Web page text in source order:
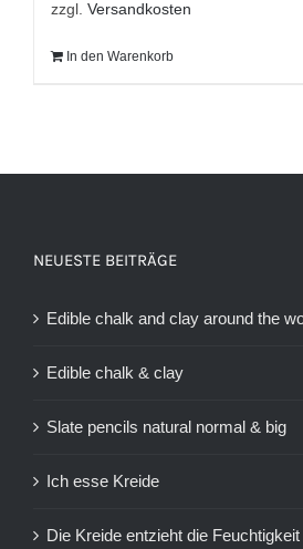
zzgl. Versandkosten
In den Warenkorb
NEUESTE BEITRÄGE
Edible chalk and clay around the
Edible chalk & clay
Slate pencils natural normal & big
Ich esse Kreide
Die Kreide entzieht die